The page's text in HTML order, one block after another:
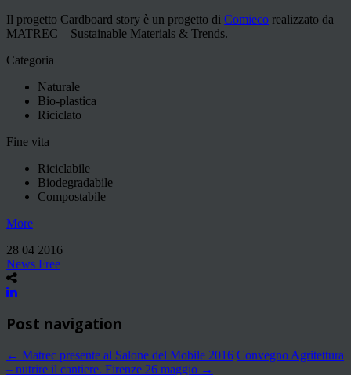
Il progetto Cardboard story è un progetto di Comieco realizzato da
MATREC – Sustainable Materials & Trends.
Categoria
Naturale
Bio-plastica
Riciclato
Fine vita
Riciclabile
Biodegradabile
Compostabile
More
28 04 2016
News Free
Post navigation
← Matrec presente al Salone del Mobile 2016 Convegno Agritettura
– nutrire il cantiere. Firenze 26 maggio →